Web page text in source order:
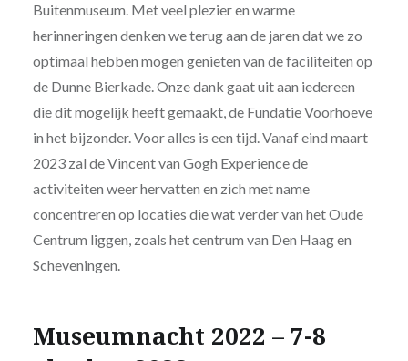
Buitenmuseum. Met veel plezier en warme
herinneringen denken we terug aan de jaren dat we zo
optimaal hebben mogen genieten van de faciliteiten op
de Dunne Bierkade. Onze dank gaat uit aan iedereen
die dit mogelijk heeft gemaakt, de Fundatie Voorhoeve
in het bijzonder. Voor alles is een tijd. Vanaf eind maart
2023 zal de Vincent van Gogh Experience de
activiteiten weer hervatten en zich met name
concentreren op locaties die wat verder van het Oude
Centrum liggen, zoals het centrum van Den Haag en
Scheveningen.
Museumnacht 2022 – 7-8